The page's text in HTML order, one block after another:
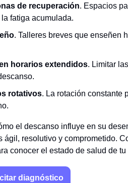
de recuperación. Espacios
fatiga acumulada.
. Talleres breves que enseñen
horarios extendidos. Limitar
rotativos. La rotación constante
el descanso influye en su
ágil, resolutivo y comprometido.
conocer el estado de salud de
diagnóstico